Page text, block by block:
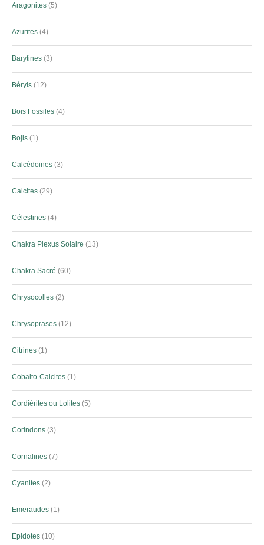
Aragonites 5
Azurites 4
Barytines 3
Béryls 12
Bois Fossiles 4
Bojis 1
Calcédoines 3
Calcites 29
Célestines 4
Chakra Plexus Solaire 13
Chakra Sacré 60
Chrysocolles 2
Chrysoprases 12
Citrines 1
Cobalto-Calcites 1
Cordiérites ou Lolites 5
Corindons 3
Cornalines 7
Cyanites 2
Emeraudes 1
Epidotes 10